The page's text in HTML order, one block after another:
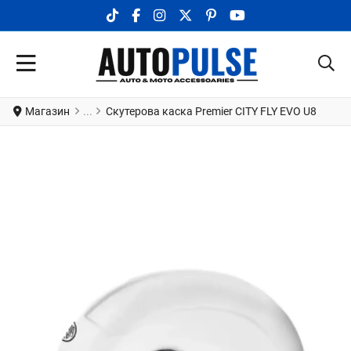
TIKTOK SOCIAL LINK
FACEBOOK SOCIAL LINK
INSTAGRAM SOCIAL LINK
X.COM SOCIAL LINK
PINTEREST SOCIAL LINK
YOUTUBE SOCIAL
Магазин Скутерова каска Premier CITY FLY EVO U8